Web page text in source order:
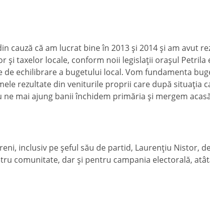
cauză că am lucrat bine în 2013 şi 2014 şi am avut
şi taxelor locale, conform noii legislaţii oraşul Petrila
echilibrare a bugetului local. Vom fundamenta
rezultate din veniturile proprii care după situaţia
mai ajung banii închidem primăria şi mergem
inclusiv pe şeful său de partid, Laurenţiu Nistor,
comunitate, dar şi pentru campania electorală,